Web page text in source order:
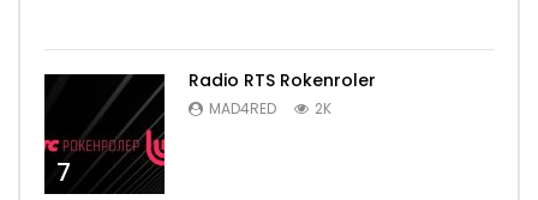
7
Radio RTS Rokenroler
MAD4RED 2K